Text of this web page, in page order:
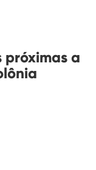
próximas a